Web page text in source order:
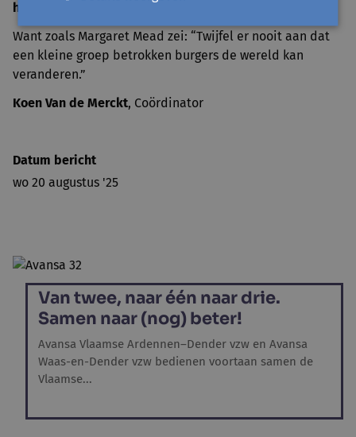
hoop.
Want zoals Margaret Mead zei: “Twijfel er nooit aan dat
een kleine groep betrokken burgers de wereld kan
veranderen.”
Koen Van de Merckt, Coördinator
Datum bericht
wo 20 augustus '25
Van twee, naar één naar drie.
Samen naar (nog) beter!
Avansa Vlaamse Ardennen–Dender vzw en Avansa
Waas-en-Dender vzw bedienen voortaan samen de
Vlaamse...